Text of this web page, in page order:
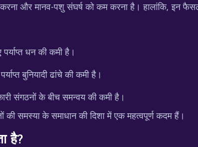
और मानव-पशु संघर्ष को कम करना है। हालांकि, इन
धन की कमी है।
बुनियादी ढांचे की कमी है।
संगठनों के बीच समन्वय की कमी है।
की समस्या के समाधान की दिशा में एक महत्वपूर्ण कदम हैं।
है?